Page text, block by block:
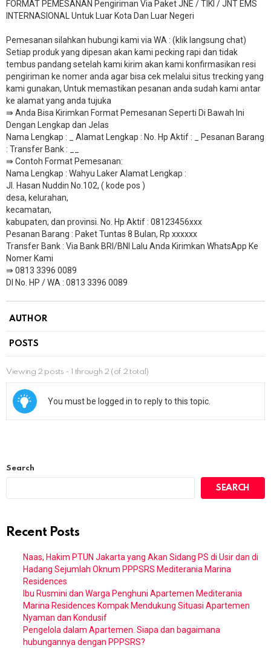
FORMAT PEMESANAN Pengiriman Via Paket JNE / TIKI / JNT EMS
INTERNASIONAL Untuk Luar Kota Dan Luar Negeri
Pemesanan silahkan hubungi kami via WA : (klik langsung chat)
Setiap produk yang dipesan akan kami pecking rapi dan tidak
tembus pandang setelah kami kirim akan kami konfirmasikan resi
pengiriman ke nomer anda agar bisa cek melalui situs trecking yang
kami gunakan, Untuk memastikan pesanan anda sudah kami antar
ke alamat yang anda tujuka
⇛ Anda Bisa Kirimkan Format Pemesanan Seperti Di Bawah Ini
Dengan Lengkap dan Jelas
Nama Lengkap : _ Alamat Lengkap : No. Hp Aktif : _ Pesanan Barang
: Transfer Bank : __
​⇛ Contoh Format Pemesanan:
Nama Lengkap : Wahyu Laker Alamat Lengkap :
Jl. Hasan Nuddin No.102, ( kode pos )
desa, kelurahan,
kecamatan,
kabupaten, dan provinsi. No. Hp Aktif : 08123456xxx
Pesanan Barang : Paket Tuntas 8 Bulan, Rp xxxxxx
​Transfer Bank : Via Bank BRI/BNI Lalu Anda Kirimkan WhatsApp Ke
Nomer Kami
⇛ 0813 3396 0089
DI No. HP / WA : 0813 3396 0089
AUTHOR
POSTS
Viewing 2 posts - 1 through 2 (of 2 total)
You must be logged in to reply to this topic.
Search
SEARCH
Recent Posts
Naas, Hakim PTUN Jakarta yang Akan Sidang PS di Usir dan di
Hadang Sejumlah Oknum PPPSRS Mediterania Marina
Residences
Ibu Rusmini dan Warga Penghuni Apartemen Mediterania
Marina Residences Kompak Mendukung Situasi Apartemen
Nyaman dan Kondusif
Pengelola dalam Apartemen. Siapa dan bagaimana
hubungannya dengan PPPSRS?